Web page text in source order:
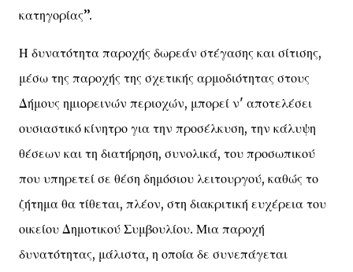
κατηγορίας’’.
Η δυνατότητα παροχής δωρεάν στέγασης και σίτισης,
μέσω της παροχής της σχετικής αρμοδιότητας στους
Δήμους ημιορεινών περιοχών, μπορεί ν' αποτελέσει
ουσιαστικό κίνητρο για την προσέλκυση, την κάλυψη
θέσεων και τη διατήρηση, συνολικά, του προσωπικού
που υπηρετεί σε θέση δημόσιου λειτουργού, καθώς το
ζήτημα θα τίθεται, πλέον, στη διακριτική ευχέρεια του
οικείου Δημοτικού Συμβουλίου. Μια παροχή
δυνατότητας, μάλιστα, η οποία δε συνεπάγεται